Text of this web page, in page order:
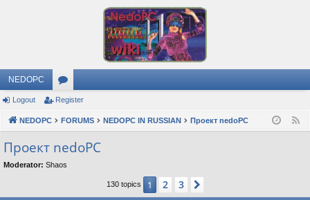
NEDOPC
or
u
s
Logout Register
NEDOPC FORUMS NEDOPC IN RUSSIAN Проект nedoPC
Проект nedoPC
Moderator: Shaos
130 topics 1 2 3